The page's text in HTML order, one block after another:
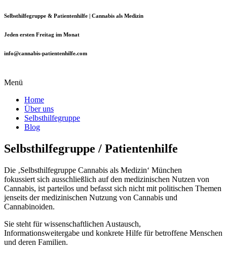
Selbsthilfegruppe & Patientenhilfe | Cannabis als Medizin
Jeden ersten Freitag im Monat
info@cannabis-patientenhilfe.com
Menü
Home
Über uns
Selbsthilfegruppe
Blog
Selbsthilfegruppe / Patientenhilfe
Die ‚Selbsthilfegruppe Cannabis als Medizin‘ München
fokussiert sich ausschließlich auf den medizinischen Nutzen von
Cannabis, ist parteilos und befasst sich nicht mit politischen Themen
jenseits dermedizinischen Nutzung von Cannabis und
Cannabinoiden.
Sie steht für wissenschaftlichen Austausch,
Informationsweitergabe und konkrete Hilfe für betroffene Menschen
und deren Familien.